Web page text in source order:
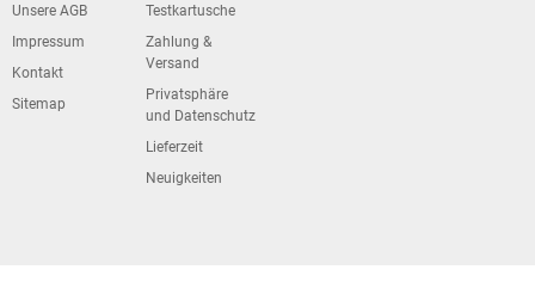
Unsere AGB
Impressum
Kontakt
Sitemap
Testkartusche
Zahlung &
Versand
Privatsphäre
und Datenschutz
Lieferzeit
Neuigkeiten